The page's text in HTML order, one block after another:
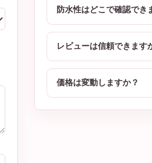
防水性はどこで確認でき
レビューは信頼できます
価格は変動しますか？